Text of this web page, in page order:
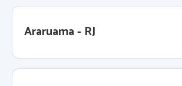
Araruama - RJ